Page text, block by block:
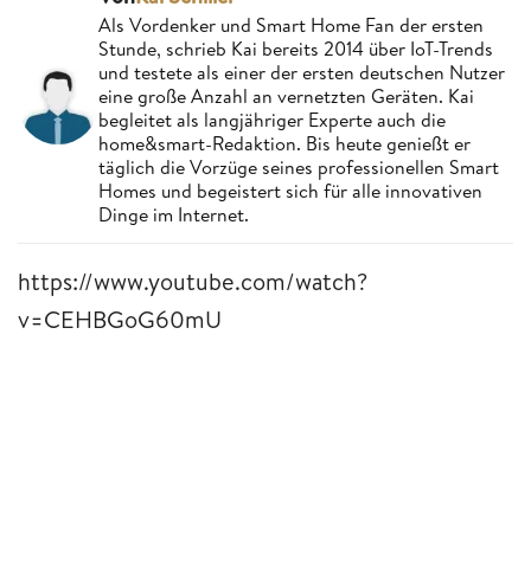
Als Vordenker und Smart Home Fan der ersten
Stunde, schrieb Kai bereits 2014 über IoT-Trends
und testete als einer der ersten deutschen Nutzer
eine große Anzahl an vernetzten Geräten. Kai
begleitet als langjähriger Experte auch die
home&smart-Redaktion. Bis heute genießt er
täglich die Vorzüge seines professionellen Smart
Homes und begeistert sich für alle innovativen
Dinge im Internet.
https://www.youtube.com/watch?
v=CEHBGoG60mU